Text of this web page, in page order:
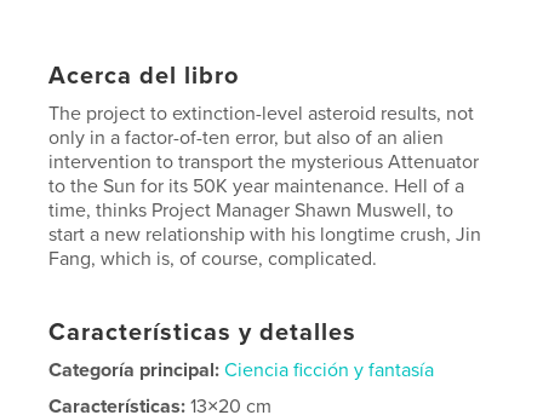
Acerca del libro
The project to extinction-level asteroid results, not
only in a factor-of-ten error, but also of an alien
intervention to transport the mysterious Attenuator
to the Sun for its 50K year maintenance. Hell of a
time, thinks Project Manager Shawn Muswell, to
start a new relationship with his longtime crush, Jin
Fang, which is, of course, complicated.
Características y detalles
Categoría principal: Ciencia ficción y fantasía
Características:13×20 cm